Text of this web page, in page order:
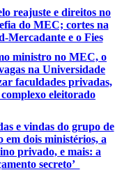
reajuste e direitos no
do MEC; cortes na
Mercadante e o Fies
ministro no MEC, o
na Universidade
faculdades privadas,
eleitorado
e vindas do grupo de
dois ministérios, a
privado, e mais: a
secreto’